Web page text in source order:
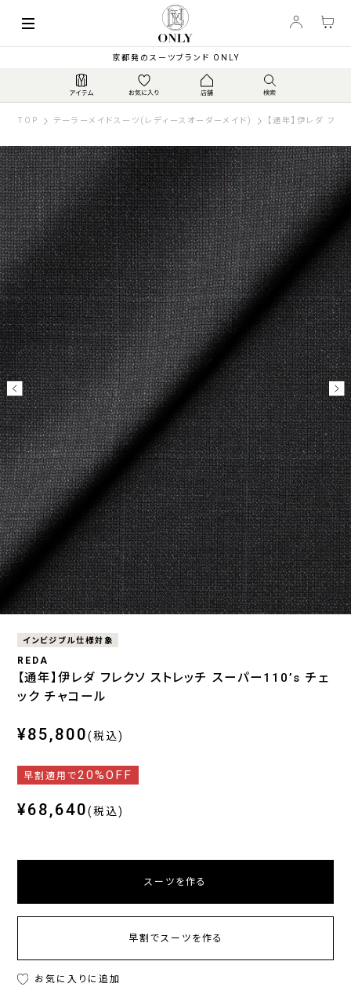
京都発のスーツブランド ONLY
TOP テーラーメイドスーツ(レディースオーダーメイド) 【通年】伊レダ フ
インビジブル仕様対象
REDA
【通年】伊レダ フレクソ ストレッチ スーパー110’s チェ
ック チャコール
¥85,800(税込)
早割適用で20%OFF
¥68,640(税込)
スーツを作る
早割でスーツを作る
お気に入りに追加